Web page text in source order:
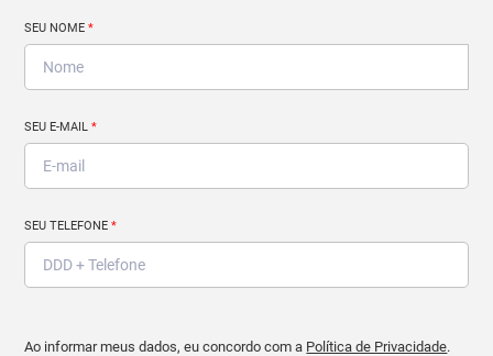
SEU NOME*
SEU E-MAIL*
SEU TELEFONE*
Ao informar meus dados, eu concordo com a Política de Privacidade.